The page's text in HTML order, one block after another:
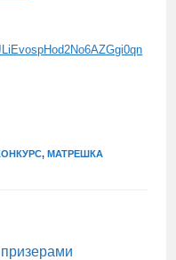
, МАТРЕШКА